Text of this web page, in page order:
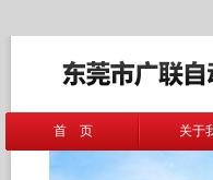
首 页 关于